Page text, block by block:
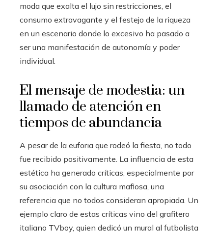
moda que exalta el lujo sin restricciones, el
consumo extravagante y el festejo de la riqueza
en un escenario donde lo excesivo ha pasado a
ser una manifestación de autonomía y poder
individual.
El mensaje de modestia: un
llamado de atención en
tiempos de abundancia
A pesar de la euforia que rodeó la fiesta, no todo
fue recibido positivamente. La influencia de esta
estética ha generado críticas, especialmente por
su asociación con la cultura mafiosa, una
referencia que no todos consideran apropiada. Un
ejemplo claro de estas críticas vino del grafitero
italiano TVboy, quien dedicó un mural al futbolista